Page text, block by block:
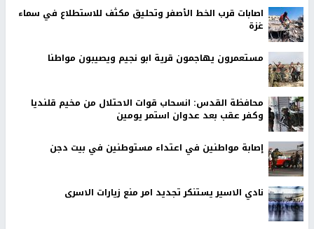
اصابات قرب الخط الأصفر وتحليق مكثف للاستطلاع في سماء
غزة
مستعمرون يهاجمون قرية ابو نجيم ويصيبون مواطنا
محافظة القدس: انسحاب قوات الاحتلال من مخيم قلنديا
وكفر عقب بعد عدوان استمر يومين
إصابة مواطنين في اعتداء مستوطنين في بيت دجن
نادي الاسير يستنكر تجديد امر منع زيارات الاسرى